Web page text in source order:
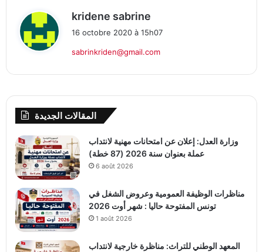
kridene sabrine
16 octobre 2020 à 15h07
sabrinkriden@gmail.com
المقالات الجديدة
وزارة العدل: إعلان عن امتحانات مهنية لانتداب
عملة بعنوان سنة 2026 (87 خطة)
6 août 2026
مناظرات الوظيفة العمومية وعروض الشغل في
تونس المفتوحة حاليا : شهر أوت 2026
1 août 2026
المعهد الوطني للتراث: مناظرة خارجية لانتداب